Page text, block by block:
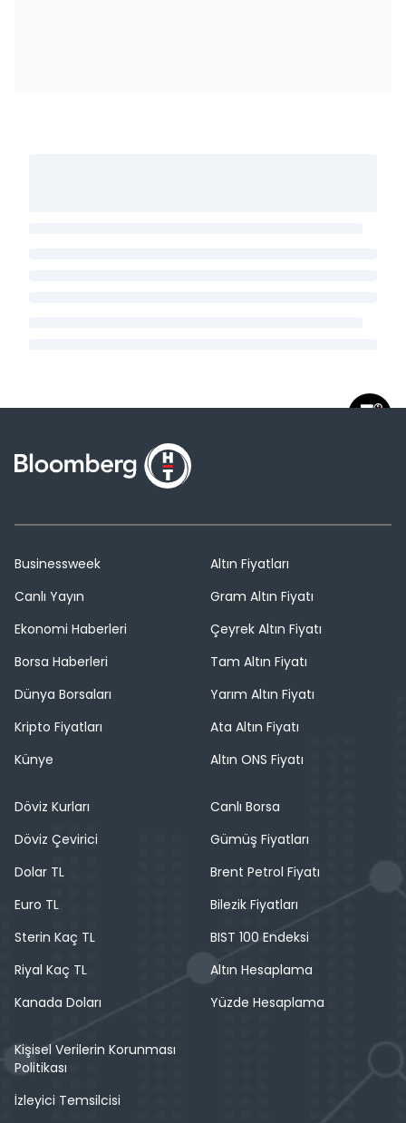
Businessweek
Canlı Yayın
Ekonomi Haberleri
Borsa Haberleri
Dünya Borsaları
Kripto Fiyatları
Künye
Altın Fiyatları
Gram Altın Fiyatı
Çeyrek Altın Fiyatı
Tam Altın Fiyatı
Yarım Altın Fiyatı
Ata Altın Fiyatı
Altın ONS Fiyatı
Döviz Kurları
Döviz Çevirici
Dolar TL
Euro TL
Sterin Kaç TL
Riyal Kaç TL
Kanada Doları
Canlı Borsa
Gümüş Fiyatları
Brent Petrol Fiyatı
Bilezik Fiyatları
BIST 100 Endeksi
Altın Hesaplama
Yüzde Hesaplama
Kişisel Verilerin Korunması
Politikası
İzleyici Temsilcisi